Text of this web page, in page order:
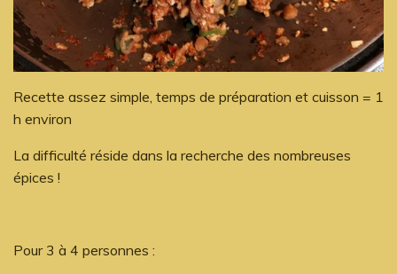
Recette assez simple, temps de préparation et cuisson = 1
h environ
La difficulté réside dans la recherche des nombreuses
épices !
Pour 3 à 4 personnes :